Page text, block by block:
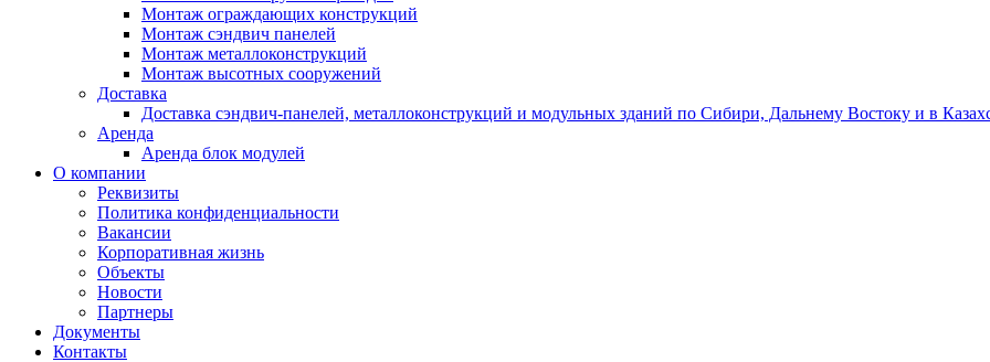
Монтаж ограждающих конструкций
Монтаж сэндвич панелей
Монтаж металлоконструкций
Монтаж высотных сооружений
Доставка
Доставка сэндвич-панелей, металлоконструкций и модульных зданий по Сибири, Дальнему Востоку и в
Аренда
Аренда блок модулей
О компании
Реквизиты
Политика конфиденциальности
Вакансии
Корпоративная жизнь
Объекты
Новости
Партнеры
Документы
Контакты